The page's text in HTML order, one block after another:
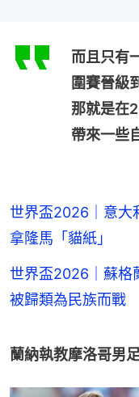
而且只有
圍賽晉級
那就是在
帶來一些
世界盃2026｜意大
拿隆馬「貓紙」
世界盃2026｜蘇
被歸類為民族而戰
蘭納執教摩洛哥男